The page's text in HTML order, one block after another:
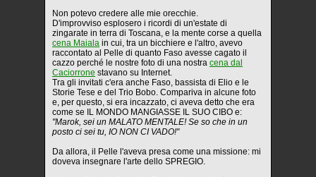
Non potevo credere alle mie orecchie.
D'improvviso esplosero i ricordi di un'estate di
zingarate in terra di Toscana, e la mente corse a quella
cena Maiala in cui, tra un bicchiere e l'altro, avevo
raccontato al Pelle di quanto Faso avesse cagato il
cazzo perché le nostre foto di una nostra cena dal
Caciorrone stavano su Internet.
Tra gli invitati c'era anche Faso, bassista di Elio e le
Storie Tese e del Trio Bobo. Compariva in alcune foto
e, per questo, si era incazzato, ci aveva detto che era
come se IL MONDO MANGIASSE IL SUO CIBO e:
"Marok, sei un MALATO MENTALE! Se so che in un
posto ci sei tu, IO NON CI VADO!"
Da allora, il Pelle l'aveva presa come una missione: mi
doveva insegnare l'arte dello SPREGIO.